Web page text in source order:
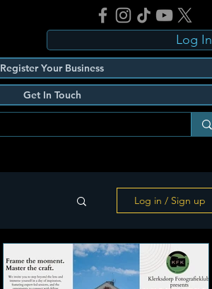
Log In
Register Your Business
Get In Touch
Tek
Log in / Sign up